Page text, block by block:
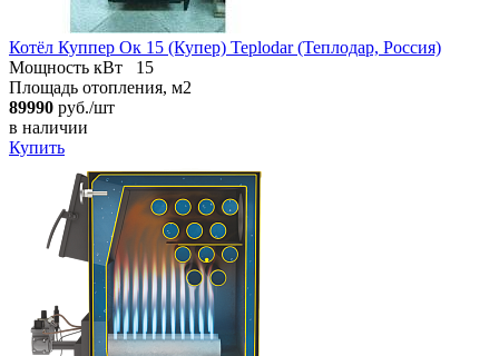
Котёл Куппер Ок 15 (Купер) Teplodar (Теплодар, Россия)
Мощность кВт
15
Площадь отопления, м2
89990 руб./шт
в наличии
Купить